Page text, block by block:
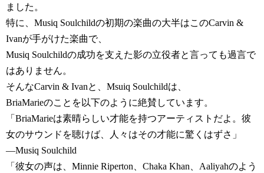
ました。
特に、Musiq Soulchildの初期の楽曲の大半はこのCarvin &
Ivanが手がけた楽曲で、
Musiq Soulchildの成功を支えた影の立役者と言っても過言で
はありません。
そんなCarvin & Ivanと、Msuiq Soulchildは、
BriaMarieのことを以下のように絶賛しています。
「BriaMarieは素晴らしい才能を持つアーティストだよ。彼
女のサウンドを聴けば、人々はその才能に驚くはずさ」
―Musiq Soulchild
「彼女の声は、Minnie Riperton、Chaka Khan、Aaliyahのよう